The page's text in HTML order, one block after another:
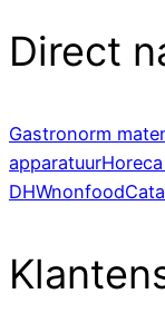
Direct
Gastronorm
apparatuur
DHWnonfood